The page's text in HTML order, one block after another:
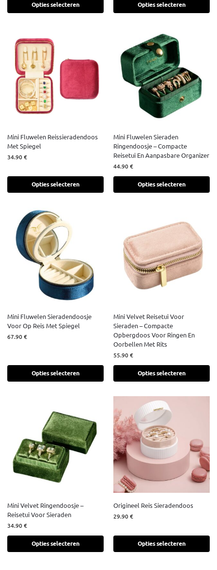
Opties selecteren Opties selecteren
Mini Fluwelen Reissieradendoos
Met Spiegel
34.90€
Opties selecteren
Mini Fluwelen Sieraden
Ringendoosje – Compacte
Reisetui En Aanpasbare Organizer
44.90€
Opties selecteren
Mini Fluwelen Sieradendoosje
Voor Op Reis Met Spiegel
67.90€
Opties selecteren
Mini Velvet Reisetui Voor
Sieraden – Compacte
Opbergdoos Voor Ringen En
Oorbellen Met Rits
55.90€
Opties selecteren
Mini Velvet Ringendoosje –
Reisetui Voor Sieraden
34.90€
Opties selecteren
Origineel Reis Sieradendoos
29.90€
Opties selecteren